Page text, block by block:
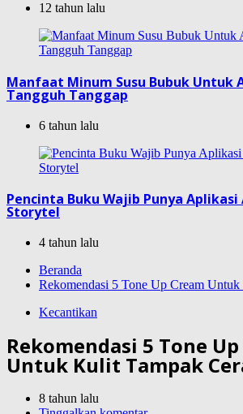
12 tahun lalu
Manfaat Minum Susu Bubuk Untuk
Tangguh Tanggap
6 tahun lalu
Pencinta Buku Wajib Punya
Storytel
4 tahun lalu
Beranda
Rekomendasi 5 Tone Up Cream
Kecantikan
Rekomendasi 5 Tone
Untuk Kulit Tampak
8 tahun lalu